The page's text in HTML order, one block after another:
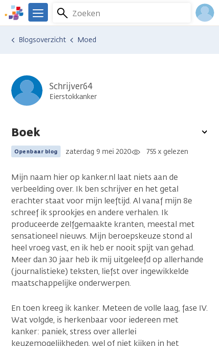
Overslaan
en
naar
We
er
Kanker.nl
Zoeken
Menu
Ervaringen van anderen
Blogsoverzicht Moed
Schrijver64
Eierstokkanker
Boek
Openbaar blog zaterdag 9 mei 2020 755 x gelezen
Mijn naam hier op kanker.nl laat niets aan de
verbeelding over. Ik ben schrijver en het getal
erachter staat voor mijn leeftijd. Al vanaf mijn 8e
schreef ik sprookjes en andere verhalen. Ik
produceerde zelfgemaakte kranten, meestal met
sensationeel nieuws. Mijn beroepskeuze stond al
heel vroeg vast, en ik heb er nooit spijt van gehad.
Meer dan 30 jaar heb ik mij uitgeleefd op allerhande
(journalistieke) teksten, liefst over ingewikkelde
maatschappelijke onderwerpen.
En toen kreeg ik kanker. Meteen de volle laag, fase IV.
Wat volgde, is herkenbaar voor iedereen met
kanker: paniek, stress over allerlei
keuzemogelijkheden, wel of niet kijken in het